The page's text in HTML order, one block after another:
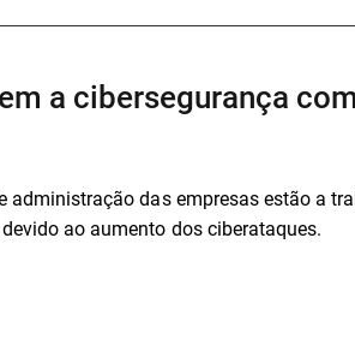
a cibersegurança
administração das empresas estão a
ao aumento dos ciberataques.